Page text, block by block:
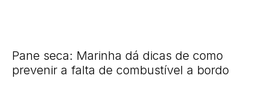
Pane seca: Marinha dá dicas de como
prevenir a falta de combustível a bordo